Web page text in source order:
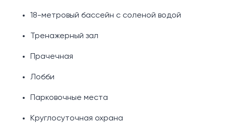
18-метровый бассейн с соленой водой
Тренажерный зал
Прачечная
Лобби
Парковочные места
Круглосуточная охрана